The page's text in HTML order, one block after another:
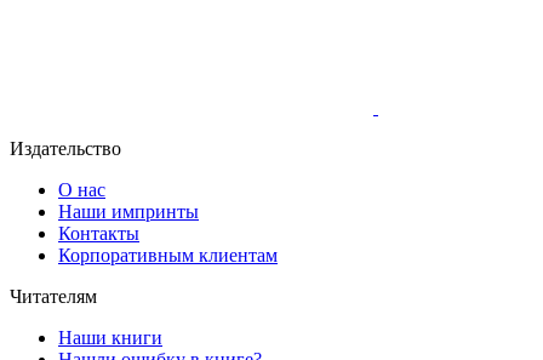
Издательство
О нас
Наши импринты
Контакты
Корпоративным клиентам
Читателям
Наши книги